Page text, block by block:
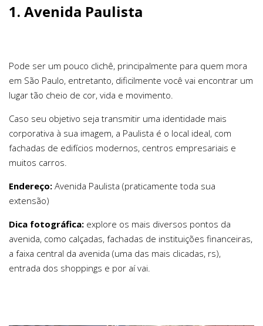
1. Avenida Paulista
Pode ser um pouco clichê, principalmente para quem mora
em São Paulo, entretanto, dificilmente você vai encontrar um
lugar tão cheio de cor, vida e movimento.
Caso seu objetivo seja transmitir uma identidade mais
corporativa à sua imagem, a Paulista é o local ideal, com
fachadas de edifícios modernos, centros empresariais e
muitos carros.
Endereço: Avenida Paulista (praticamente toda sua
extensão)
Dica fotográfica: explore os mais diversos pontos da
avenida, como calçadas, fachadas de instituições financeiras,
a faixa central da avenida (uma das mais clicadas, rs),
entrada dos shoppings e por aí vai.